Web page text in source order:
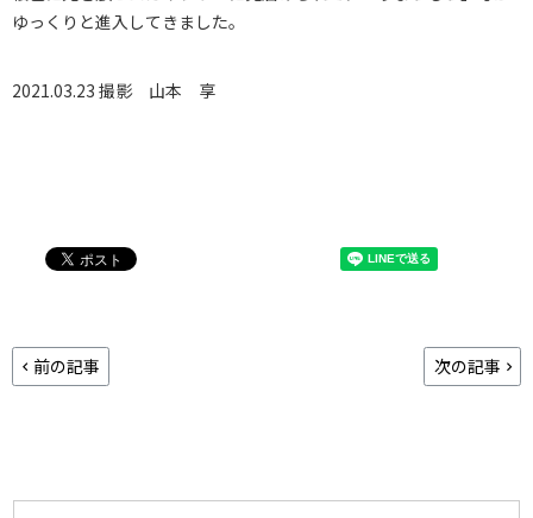
ゆっくりと進入してきました。
2021.03.23 撮影 山本 享
前の記事 次の記事